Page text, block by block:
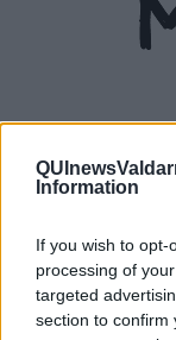
Information
If you wish to
processing of
targeted
section to confirm